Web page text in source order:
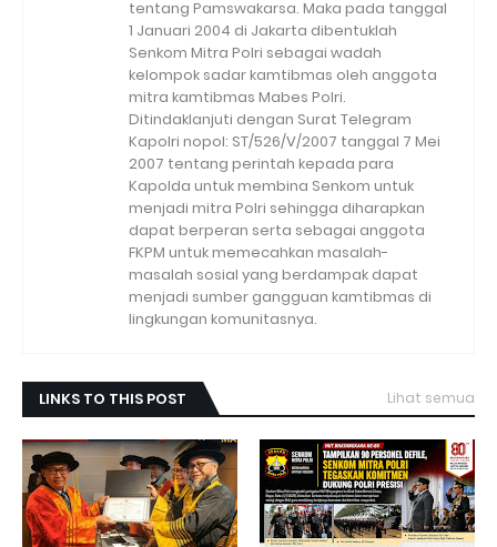
tentang Pamswakarsa. Maka pada tanggal
1 Januari 2004 di Jakarta dibentuklah
Senkom Mitra Polri sebagai wadah
kelompok sadar kamtibmas oleh anggota
mitra kamtibmas Mabes Polri.
Ditindaklanjuti dengan Surat Telegram
Kapolri nopol: ST/526/V/2007 tanggal 7 Mei
2007 tentang perintah kepada para
Kapolda untuk membina Senkom untuk
menjadi mitra Polri sehingga diharapkan
dapat berperan serta sebagai anggota
FKPM untuk memecahkan masalah-
masalah sosial yang berdampak dapat
menjadi sumber gangguan kamtibmas di
lingkungan komunitasnya.
LINKS TO THIS POST Lihat semua